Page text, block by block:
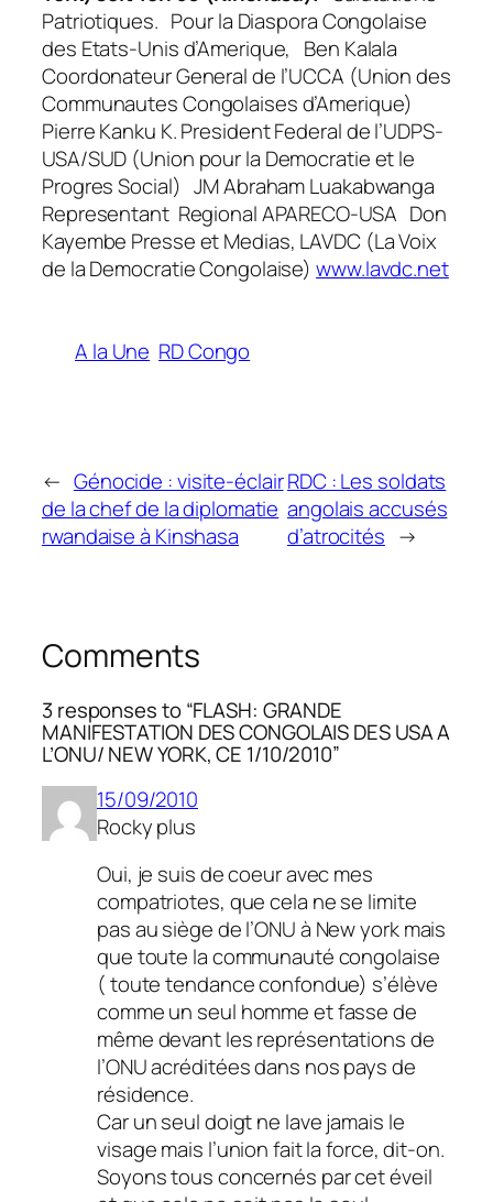
Patriotiques. Pour la Diaspora Congolaise
des Etats-Unis d’Amerique, Ben Kalala
Coordonateur General de l’UCCA (Union des
Communautes Congolaises d’Amerique)
Pierre Kanku K. President Federal de l’UDPS-
USA/SUD (Union pour la Democratie et le
Progres Social)JM Abraham Luakabwanga
Representant Regional APARECO-USA Don
Kayembe Presse et Medias, LAVDC (La Voix
de la Democratie Congolaise)www.lavdc.net
A la Une RD Congo
← Génocide : visite-éclair
de la chef de la diplomatie
rwandaise à Kinshasa
RDC : Les soldats
angolais accusés
d’atrocités →
Comments
3 responses to “FLASH: GRANDE
MANIFESTATION DES CONGOLAIS DES USA A
L’ONU/ NEW YORK, CE 1/10/2010”
15/09/2010
Rocky plus
Oui, je suis de coeur avec mes
compatriotes, que cela ne se limite
pas au siège de l’ONU à New york mais
que toute la communauté congolaise
( toute tendance confondue) s’élève
comme un seul homme et fasse de
même devant les représentations de
l’ONU acréditées dans nos pays de
résidence.
Car un seul doigt ne lave jamais le
visage mais l’union fait la force, dit-on.
Soyons tous concernés par cet éveil